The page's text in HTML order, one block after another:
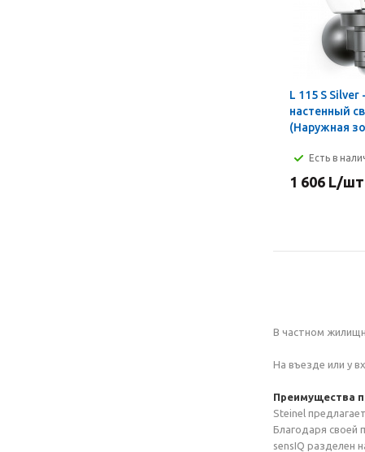
L 115 S
настенный
(Наружная
Есть в
1 606 L/шт
В частном
На въезде или у
Преимущества
Steinel
Благодаря своей
sensIQ разделен